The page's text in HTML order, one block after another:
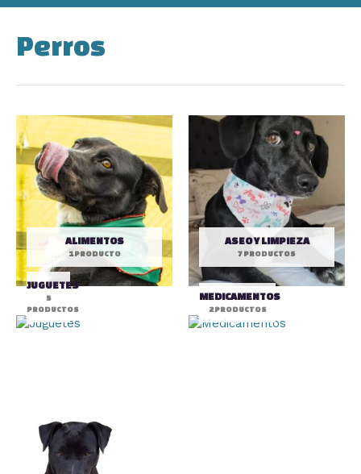
Perros
ALIMENTOS
1 PRODUCTO
ASEO Y LIMPIEZA
7 PRODUCTOS
JUGUETES
5
PRODUCTOS
MEDICAMENTOS
2 PRODUCTOS